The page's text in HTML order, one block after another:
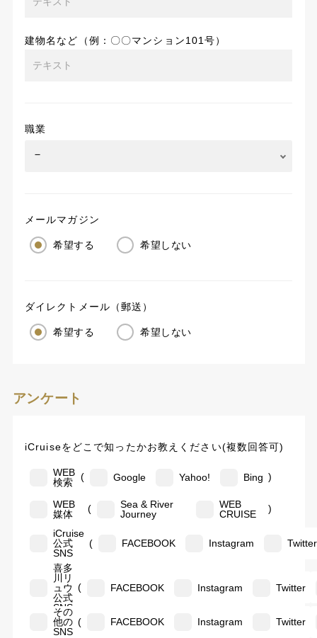
建物名など（例：〇〇マンション101号）
職業
メールマガジン
希望する 希望しない
ダイレクトメール（郵送）
希望する 希望しない
アンケート
iCruiseをどこで知ったかお教えください(複数回答可)
WEB
検索
( Google Yahoo! Bing )
WEB
媒体
(
Sea & River
Journey
WEB
CRUISE
)
iCruise
公式
SNS
( FACEBOOK Instagram Twitter
喜多
川リ
ュウ
公式
SNS
( FACEBOOK Instagram Twitter
その
他の
SNS
( FACEBOOK Instagram Twitter